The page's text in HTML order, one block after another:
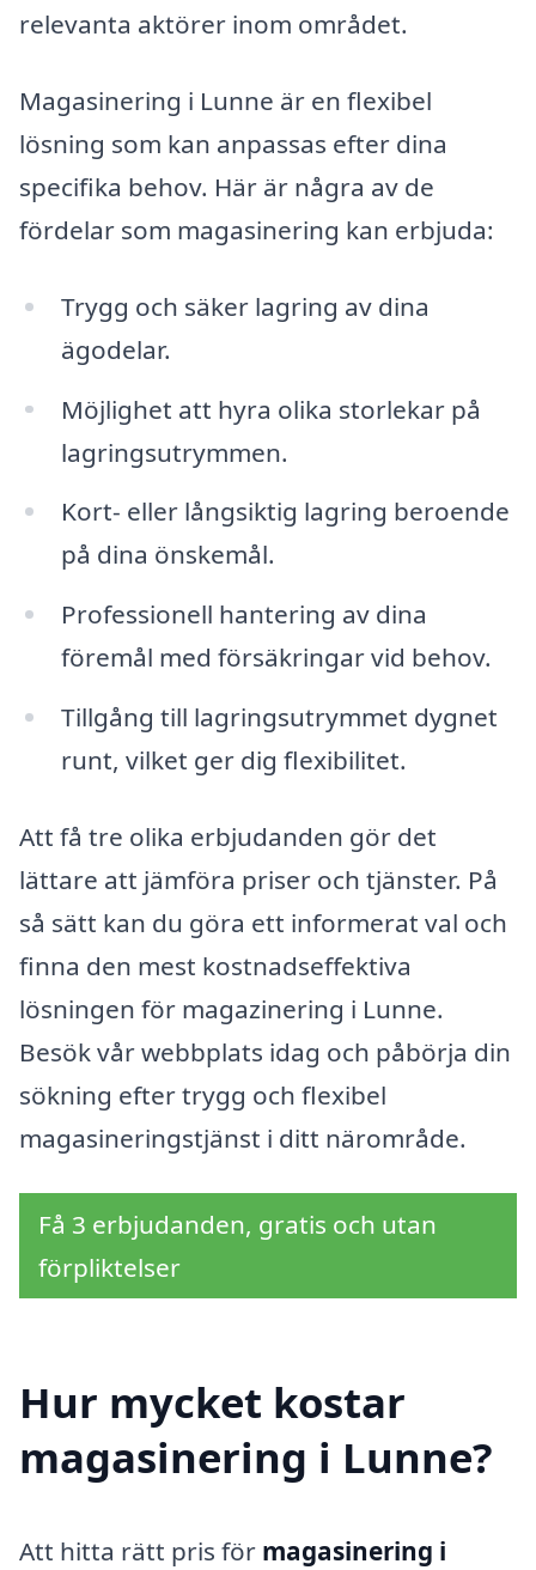
relevanta aktörer inom området.
Magasinering i Lunne är en flexibel
lösning som kan anpassas efter dina
specifika behov. Här är några av de
fördelar som magasinering kan erbjuda:
Trygg och säker lagring av dina
ägodelar.
Möjlighet att hyra olika storlekar på
lagringsutrymmen.
Kort- eller långsiktig lagring beroende
på dina önskemål.
Professionell hantering av dina
föremål med försäkringar vid behov.
Tillgång till lagringsutrymmet dygnet
runt, vilket ger dig flexibilitet.
Att få tre olika erbjudanden gör det
lättare att jämföra priser och tjänster. På
så sätt kan du göra ett informerat val och
finna den mest kostnadseffektiva
lösningen för magazinering i Lunne.
Besök vår webbplats idag och påbörja din
sökning efter trygg och flexibel
magasineringstjänst i ditt närområde.
Få 3 erbjudanden, gratis och utan
förpliktelser
Hur mycket kostar
magasinering i Lunne?
Att hitta rätt pris för magasinering i